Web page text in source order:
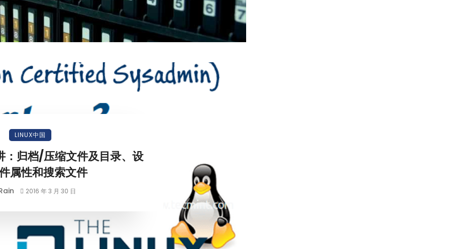
LINUX中国
：归档/压缩文件及目录、设
属性和搜索文件
2016 年 3 月 30 日